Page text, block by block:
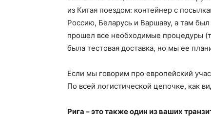
из Китая поездом: контейнер с
Россию, Беларусь и Варшаву, а там
прошел все необходимые процедуры
была тестовая доставка, но мы ее
Если мы говорим про европейский
По всей логистической цепочке, как
Рига – это также один из ваших